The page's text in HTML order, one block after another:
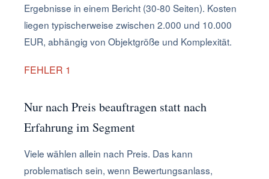
Ergebnisse in einem Bericht (30-80 Seiten). Kosten
liegen typischerweise zwischen 2.000 und 10.000
EUR, abhängig von Objektgröße und Komplexität.
FEHLER 1
Nur nach Preis beauftragen statt nach
Erfahrung im Segment
Viele wählen allein nach Preis. Das kann
problematisch sein, wenn Bewertungsanlass,